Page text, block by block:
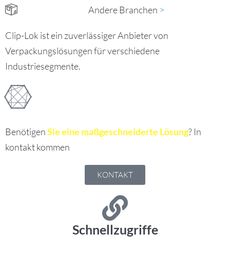
Andere Branchen >​
Clip-Lok ist ein zuverlässiger Anbieter von
Verpackungslösungen für verschiedene
Industriesegmente.
BenötigenSie eine maßgeschneiderte Lösung? In
kontakt kommen
KONTAKT
Schnellzugriffe